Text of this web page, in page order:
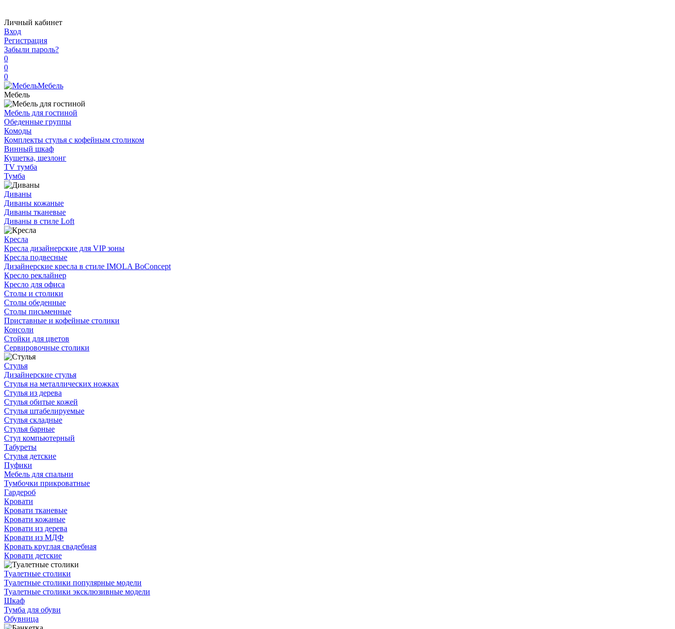
Личный кабинет
Вход
Регистрация
Забыли пароль?
0
0
0
Мебель
Мебель
Мебель для гостиной
Обеденные группы
Комоды
Комплекты стулья с кофейным столиком
Винный шкаф
Кушетка, шезлонг
TV тумба
Тумба
Диваны
Диваны кожаные
Диваны тканевые
Диваны в стиле Loft
Кресла
Кресла дизайнерские для VIP зоны
Кресла подвесные
Дизайнерские кресла в стиле IMOLA BoConcept
Кресло реклайнер
Кресло для офиса
Столы и столики
Столы обеденные
Столы письменные
Приставные и кофейные столики
Консоли
Стойки для цветов
Сервировочные столики
Стулья
Дизайнерские стулья
Стулья на металлических ножках
Стулья из дерева
Стулья обитые кожей
Стулья штабелируемые
Стулья складные
Стулья барные
Стул компьютерный
Табуреты
Стулья детские
Пуфики
Мебель для спальни
Тумбочки прикроватные
Гардероб
Кровати
Кровати тканевые
Кровати кожаные
Кровати из дерева
Кровати из МДФ
Кровать круглая свадебная
Кровати детские
Туалетные столики
Туалетные столики популярные модели
Туалетные столики эксклюзивные модели
Шкаф
Тумба для обуви
Обувница